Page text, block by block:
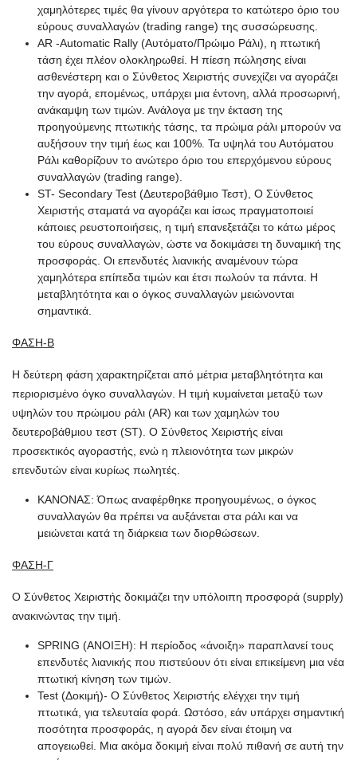
χαμηλότερες τιμές θα γίνουν αργότερα το κατώτερο όριο του
εύρους συναλλαγών (trading range) της συσσώρευσης.
AR -Automatic Rally (Αυτόματο/Πρώιμο Ράλι), η πτωτική
τάση έχει πλέον ολοκληρωθεί. Η πίεση πώλησης είναι
ασθενέστερη και ο Σύνθετος Χειριστής συνεχίζει να αγοράζει
την αγορά, επομένως, υπάρχει μια έντονη, αλλά προσωρινή,
ανάκαμψη των τιμών. Ανάλογα με την έκταση της
προηγούμενης πτωτικής τάσης, τα πρώιμα ράλι μπορούν να
αυξήσουν την τιμή έως και 100%. Τα υψηλά του Αυτόματου
Ράλι καθορίζουν το ανώτερο όριο του επερχόμενου εύρους
συναλλαγών (trading range).
ST- Secondary Test (Δευτεροβάθμιο Τεστ), Ο Σύνθετος
Χειριστής σταματά να αγοράζει και ίσως πραγματοποιεί
κάποιες ρευστοποιήσεις, η τιμή επανεξετάζει το κάτω μέρος
του εύρους συναλλαγών, ώστε να δοκιμάσει τη δυναμική της
προσφοράς. Οι επενδυτές λιανικής αναμένουν τώρα
χαμηλότερα επίπεδα τιμών και έτσι πωλούν τα πάντα. Η
μεταβλητότητα και ο όγκος συναλλαγών μειώνονται
σημαντικά.
ΦΑΣΗ-Β
Η δεύτερη φάση χαρακτηρίζεται από μέτρια μεταβλητότητα και
περιορισμένο όγκο συναλλαγών. Η τιμή κυμαίνεται μεταξύ των
υψηλών του πρώιμου ράλι (AR) και των χαμηλών του
δευτεροβάθμιου τεστ (ST). Ο Σύνθετος Xειριστής είναι
προσεκτικός αγοραστής, ενώ η πλειονότητα των μικρών
επενδυτών είναι κυρίως πωλητές.
ΚΑΝΟΝΑΣ: Όπως αναφέρθηκε προηγουμένως, ο όγκος
συναλλαγών θα πρέπει να αυξάνεται στα ράλι και να
μειώνεται κατά τη διάρκεια των διορθώσεων.
ΦΑΣΗ-Γ
Ο Σύνθετος Χειριστής δοκιμάζει την υπόλοιπη προσφορά (supply)
ανακινώντας την τιμή.
SPRING (ΑΝΟΙΞΗ): Η περίοδος «άνοιξη» παραπλανεί τους
επενδυτές λιανικής που πιστεύουν ότι είναι επικείμενη μια νέα
πτωτική κίνηση των τιμών.
Test (Δοκιμή)- Ο Σύνθετος Χειριστής ελέγχει την τιμή
πτωτικά, για τελευταία φορά. Ωστόσο, εάν υπάρχει σημαντική
ποσότητα προσφοράς, η αγορά δεν είναι έτοιμη να
απογειωθεί. Μια ακόμα δοκιμή είναι πολύ πιθανή σε αυτή την